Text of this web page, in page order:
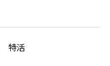
特活